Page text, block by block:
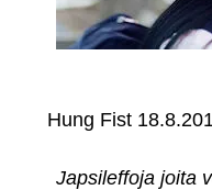
Hung Fist
Japsileffoja joita